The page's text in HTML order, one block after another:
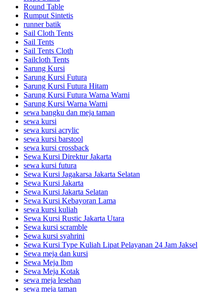
Round Table
Rumput Sintetis
runner batik
Sail Cloth Tents
Sail Tents
Sail Tents Cloth
Sailcloth Tents
Sarung Kursi
Sarung Kursi Futura
Sarung Kursi Futura Hitam
Sarung Kursi Futura Warna Warni
Sarung Kursi Warna Warni
sewa bangku dan meja taman
sewa kursi
sewa kursi acrylic
sewa kursi barstool
sewa kursi crossback
Sewa Kursi Direktur Jakarta
sewa kursi futura
Sewa Kursi Jagakarsa Jakarta Selatan
Sewa Kursi Jakarta
Sewa Kursi Jakarta Selatan
Sewa Kursi Kebayoran Lama
sewa kursi kuliah
Sewa Kursi Rustic Jakarta Utara
Sewa kursi scramble
Sewa kursi syahrini
Sewa Kursi Type Kuliah Lipat Pelayanan 24 Jam Jaksel
Sewa meja dan kursi
Sewa Meja Ibm
Sewa Meja Kotak
sewa meja lesehan
sewa meja taman